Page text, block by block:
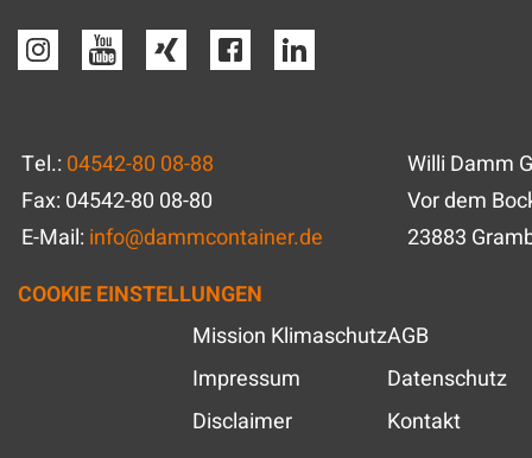
Tel.: 04542-80 08-88
Fax: 04542-80 08-80
E-Mail: info@dammcontainer.de
COOKIE EINSTELLUNGEN
Willi Damm
Vor dem
23883
Mission Klimaschutz
Impressum
Disclaimer
AGB
Datenschutz
Kontakt